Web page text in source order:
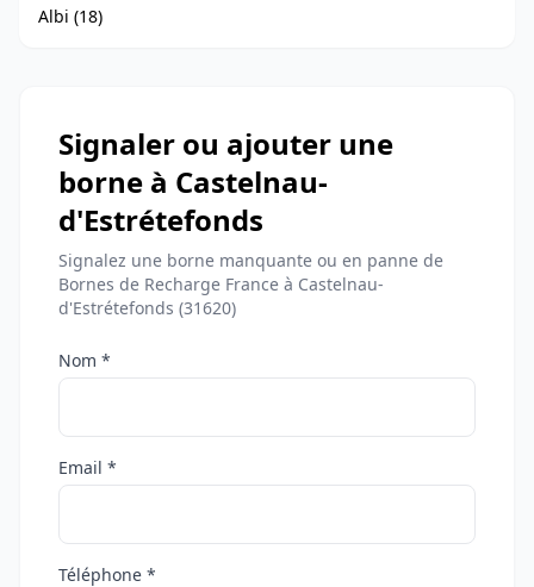
Albi (18)
Signaler ou ajouter une
borne à Castelnau-
d'Estrétefonds
Signalez une borne manquante ou en panne de
Bornes de Recharge France à Castelnau-
d'Estrétefonds (31620)
Nom *
Email *
Téléphone *